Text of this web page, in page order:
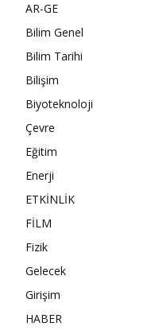
AR-GE
Bilim Genel
Bilim Tarihi
Bilişim
Biyoteknoloji
Çevre
Eğitim
Enerji
ETKİNLİK
FİLM
Fizik
Gelecek
Girişim
HABER